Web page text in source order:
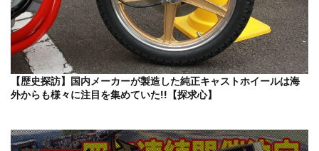
【歴史探訪】国内メーカーが製造した純正キャストホイールは海
外からも様々に注目を集めていた!!【探求心】